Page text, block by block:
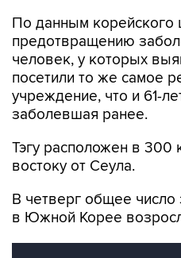
По данным корейского
предотвращению
человек, у которых
посетили то же самое
учреждение, что и 61-
заболевшая ранее.
Тэгу расположен в 300
востоку от Сеула.
В четверг общее число
в Южной Корее